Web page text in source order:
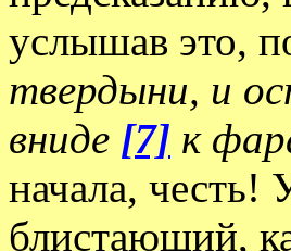
услышав это,
твердыни, и
вниде [7] к
начала,
блистающий,